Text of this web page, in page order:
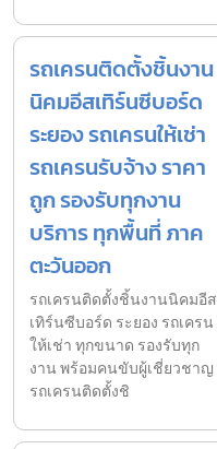
รถเครนติดตั้งชิ้นงาน
นิคมอีสเทิร์นซีบอร์ด
ระยอง รถเครนให้เช่า
รถเครนรับจ้าง ราคา
ถูก รองรับทุกงาน
บริการ ทุกพื้นที่ ภาค
ตะวันออก
รถเครนติดตั้งชิ้นงานนิคมอีส
เทิร์นซีบอร์ด ระยอง รถเครน
ให้เช่า ทุกขนาด รองรับทุก
งาน พร้อมคนขับผู้เชี่ยวชาญ
รถเครนติดตั้งชิ